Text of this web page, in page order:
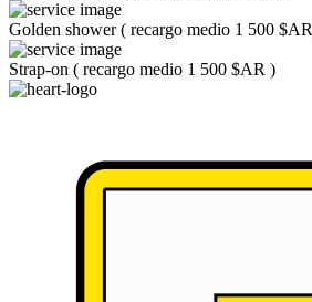
Golden shower( recargo medio 1 500 $AR
Strap-on ( recargo medio 1 500 $AR )